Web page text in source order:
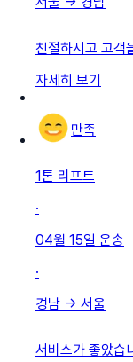
친절하시고 고객
자세히 보기
만족
1톤 리프트
·
04월 15일 운송
·
경남 → 서울
서비스가 좋았습